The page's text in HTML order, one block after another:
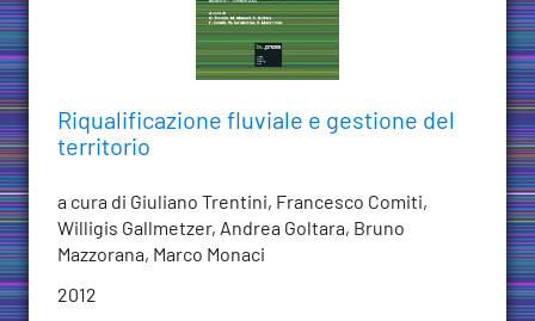
Riqualificazione fluviale e gestione del
territorio
a cura di Giuliano Trentini, Francesco Comiti,
Willigis Gallmetzer, Andrea Goltara, Bruno
Mazzorana, Marco Monaci
2012